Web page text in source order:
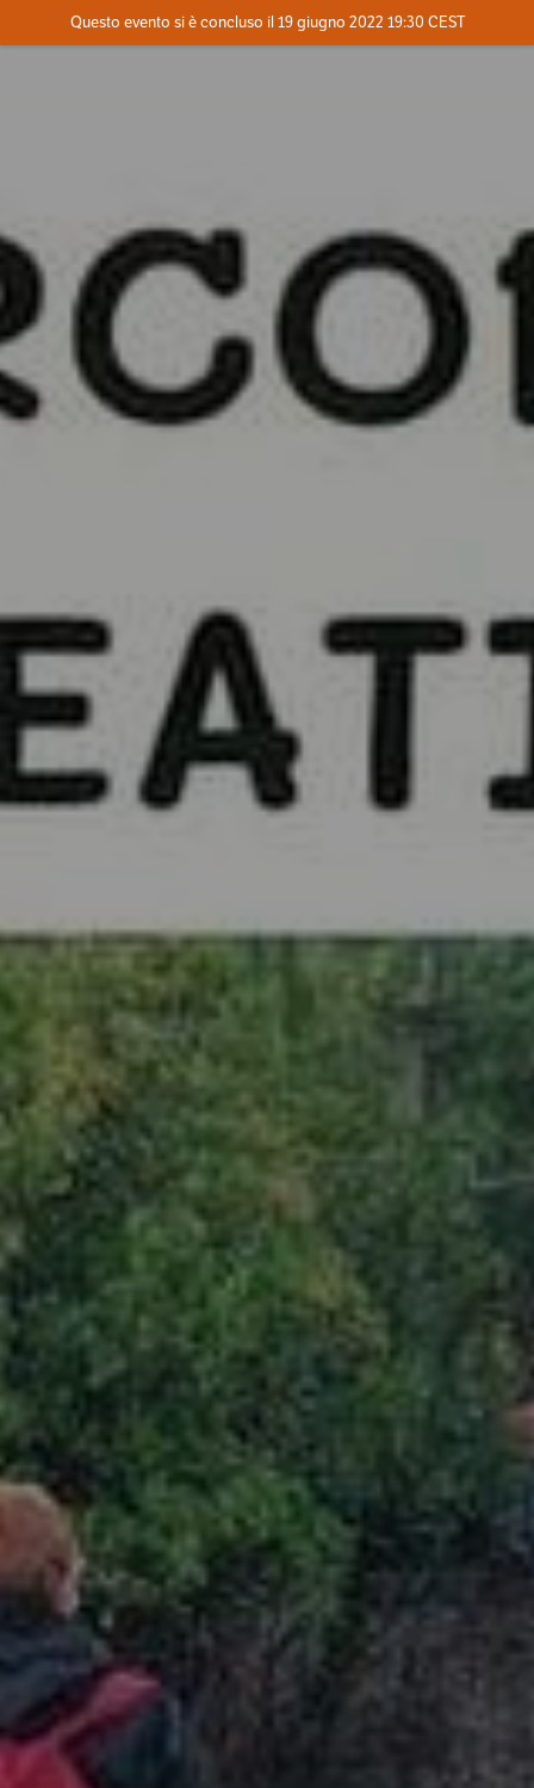
Dove
Questo evento si è concluso il 19 giugno 2022 19:30 CEST